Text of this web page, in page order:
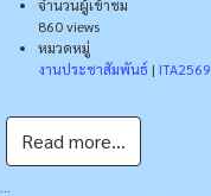
จำนวนผู้เข้าชม
860 views
หมวดหมู่
งานประชาสัมพันธ์ | ITA2569
Read more...